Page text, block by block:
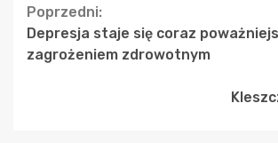
Continue
Reading
Poprzedni:
Depresja staje się coraz
zagrożeniem zdrowotnym